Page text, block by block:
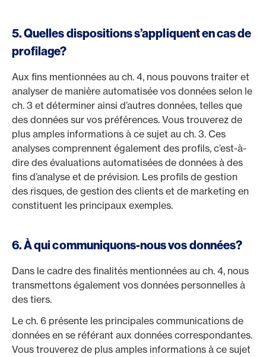
5. Quelles dispositions s’appliquent en cas de
profilage?
Aux fins mentionnées au ch. 4, nous pouvons traiter et
analyser de manière automatisée vos données selon le
ch. 3 et déterminer ainsi d’autres données, telles que
des données sur vos préférences. Vous trouverez de
plus amples informations à ce sujet au ch. 3. Ces
analyses comprennent également des profils, c’est-à-
dire des évaluations automatisées de données à des
fins d’analyse et de prévision. Les profils de gestion
des risques, de gestion des clients et de marketing en
constituent les principaux exemples.
6. À qui communiquons-nous vos données?
Dans le cadre des finalités mentionnées au ch. 4, nous
transmettons également vos données personnelles à
des tiers.
Le ch. 6 présente les principales communications de
données en se référant aux données correspondantes.
Vous trouverez de plus amples informations à ce sujet